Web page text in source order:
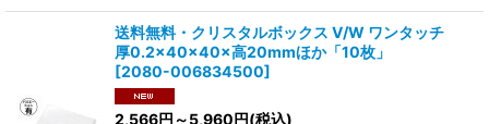
送料無料・クリスタルボックス V/W ワンタッチ
厚0.2×40×40×高20mmほか「10枚」
[2080-006834500]
2,566円 ～5,960円(税込)